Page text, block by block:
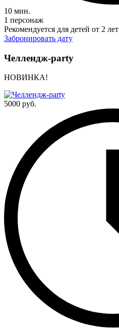
10 мин.
1 персонаж
Рекомендуется для детей от 2 лет
Забронировать дату
Челлендж-party
НОВИНКА!
5000 руб.